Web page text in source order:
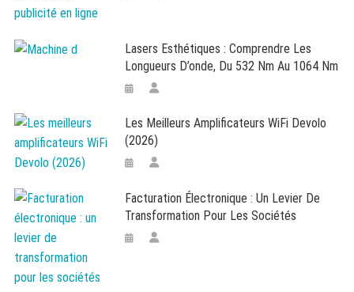
Lasers Esthétiques : Comprendre Les
Longueurs D’onde, Du 532 Nm Au 1064 Nm
Les Meilleurs Amplificateurs WiFi Devolo
(2026)
Facturation Électronique : Un Levier De
Transformation Pour Les Sociétés